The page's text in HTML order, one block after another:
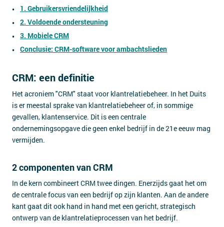
1. Gebruikersvriendelijkheid
2. Voldoende ondersteuning
3. Mobiele CRM
Conclusie: CRM-software voor ambachtslieden
CRM: een definitie
Het acroniem "CRM" staat voor klantrelatiebeheer. In het Duits
is er meestal sprake van klantrelatiebeheer of, in sommige
gevallen, klantenservice. Dit is een centrale
ondernemingsopgave die geen enkel bedrijf in de 21e eeuw mag
vermijden.
2 componenten van CRM
In de kern combineert CRM twee dingen. Enerzijds gaat het om
de centrale focus van een bedrijf op zijn klanten. Aan de andere
kant gaat dit ook hand in hand met een gericht, strategisch
ontwerp van de klantrelatieprocessen van het bedrijf.